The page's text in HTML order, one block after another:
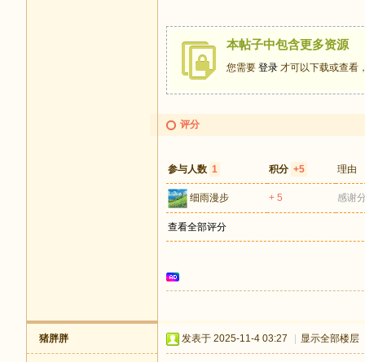
本帖子中包含更多资源
您需要 登录 才可以下载或查看
评分
参与人数 1 积分 +5 理由
细雨漫步 + 5 感谢
查看全部评分
猪胖胖 发表于 2025-11-4 03:27 显示全部楼层